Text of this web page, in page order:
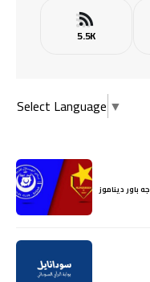
5.5K
Select Language ▼
باور ديناموز